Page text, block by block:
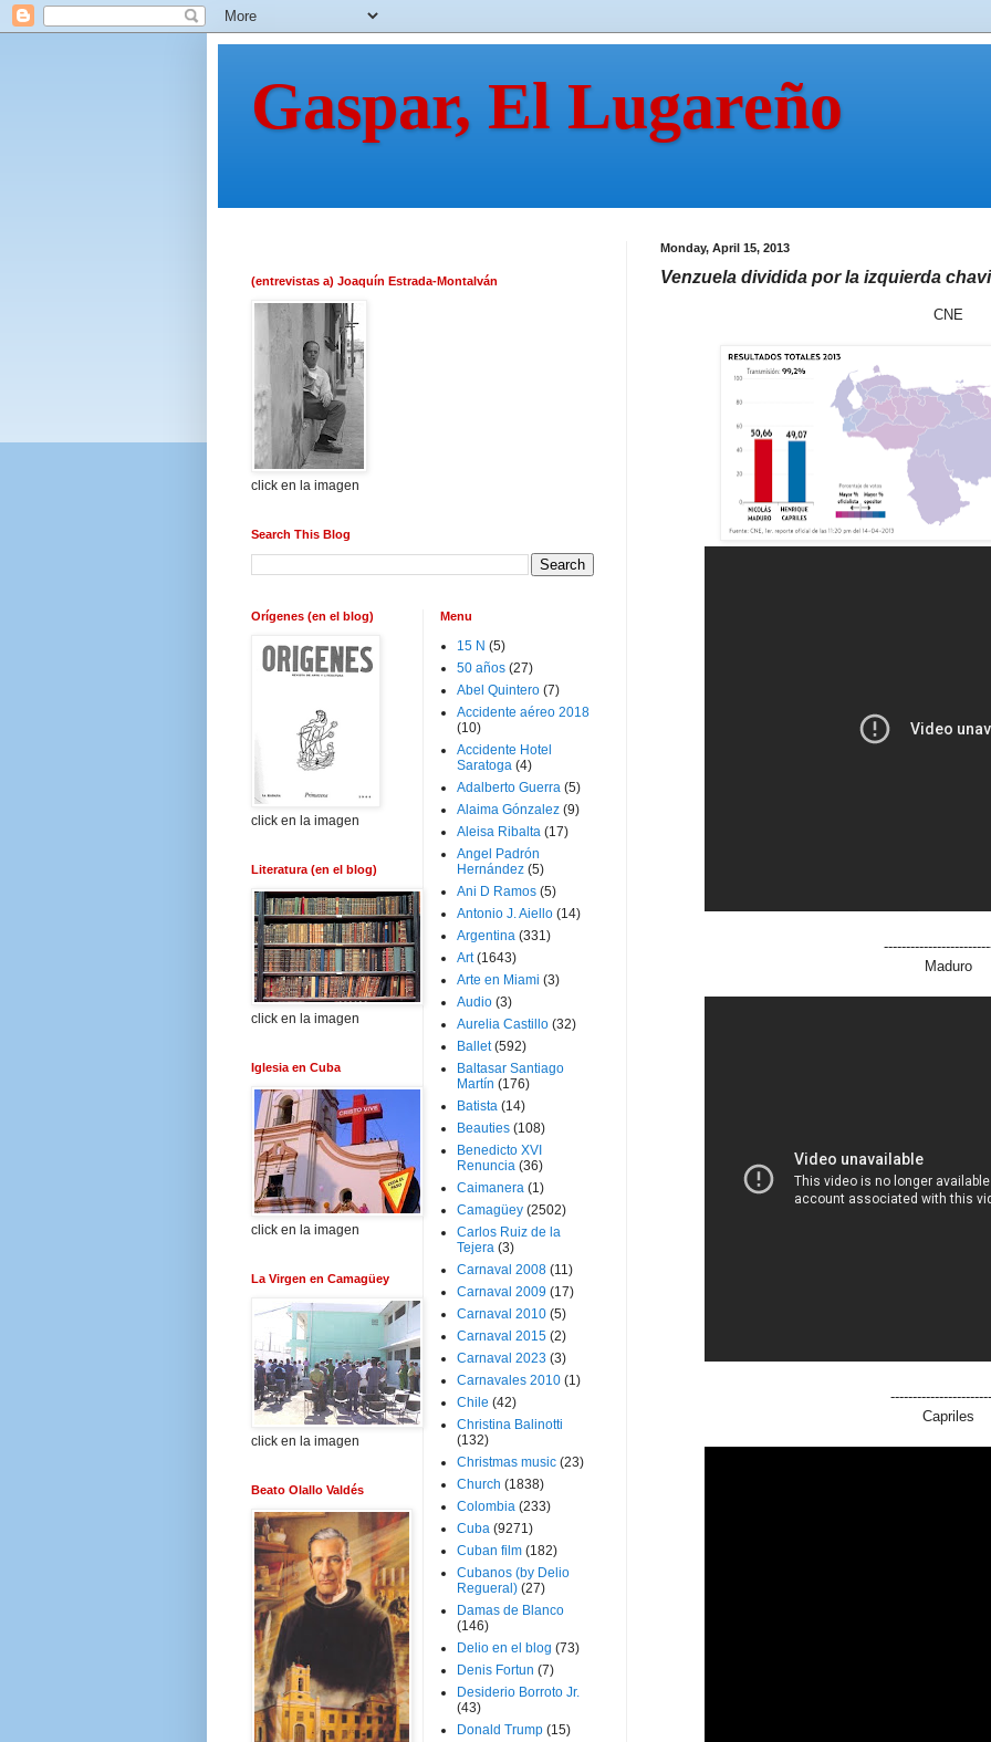
Gaspar, El Lugareño
Monday, April 15, 2013
Venzuela dividida por la izquierda
CNE
Maduro
Capriles
(entrevistas a) Joaquín Estrada-Montalván
click en la imagen
Search This Blog
Orígenes (en el blog)
click en la imagen
Literatura (en el blog)
click en la imagen
Iglesia en Cuba
click en la imagen
La Virgen en Camagüey
click en la imagen
Beato Olallo Valdés
Menu
15 N (5)
50 años (27)
Abel Quintero (7)
Accidente aéreo 2018
(10)
Accidente Hotel
Saratoga (4)
Adalberto Guerra (5)
Alaima Gónzalez (9)
Aleisa Ribalta (17)
Angel Padrón
Hernández (5)
Ani D Ramos (5)
Antonio J. Aiello (14)
Argentina (331)
Art (1643)
Arte en Miami (3)
Audio (3)
Aurelia Castillo (32)
Ballet (592)
Baltasar Santiago
Martín (176)
Batista (14)
Beauties (108)
Benedicto XVI
Renuncia (36)
Caimanera (1)
Camagüey (2502)
Carlos Ruiz de la
Tejera (3)
Carnaval 2008 (11)
Carnaval 2009 (17)
Carnaval 2010 (5)
Carnaval 2015 (2)
Carnaval 2023 (3)
Carnavales 2010 (1)
Chile (42)
Christina Balinotti
(132)
Christmas music (23)
Church (1838)
Colombia (233)
Cuba (9271)
Cuban film (182)
Cubanos (by Delio
Regueral) (27)
Damas de Blanco
(146)
Delio en el blog (73)
Denis Fortun (7)
Desiderio Borroto Jr.
(43)
Donald Trump (15)